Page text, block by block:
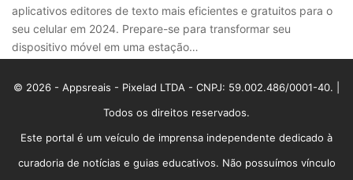
aplicativos editores de texto mais eficientes e gratuitos para o
seu celular em 2024. Prepare-se para transformar seu
dispositivo móvel em uma estação…
© 2026 - Appsreais - Pixelad LTDA - CNPJ: 59.002.486/0001-40. |
Todos os direitos reservados.
Este portal é um veículo de imprensa independente dedicado à
curadoria de notícias e guias educativos. Não possuímos vínculo